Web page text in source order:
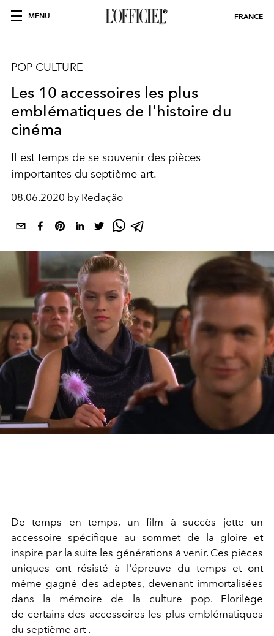
MENU FRANCE
POP CULTURE
Les 10 accessoires les plus
emblématiques de l'histoire du
cinéma
Il est temps de se souvenir des pièces
importantes du septième art.
08.06.2020 by Redação
De temps en temps, un film à succès jette un
accessoire spécifique au sommet de la gloire et
inspire par la suite les générations à venir. Ces pièces
uniques ont résisté à l'épreuve du temps et ont
même gagné des adeptes, devenant immortalisées
dans la mémoire de la culture pop. Florilège
de certains des accessoires les plus emblématiques
du septième art .